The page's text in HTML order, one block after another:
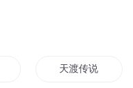
天渡传说